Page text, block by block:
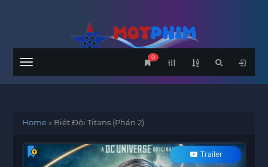
Menu
0
Home» Biệt Đội Titans (Phần 2)
Trailer